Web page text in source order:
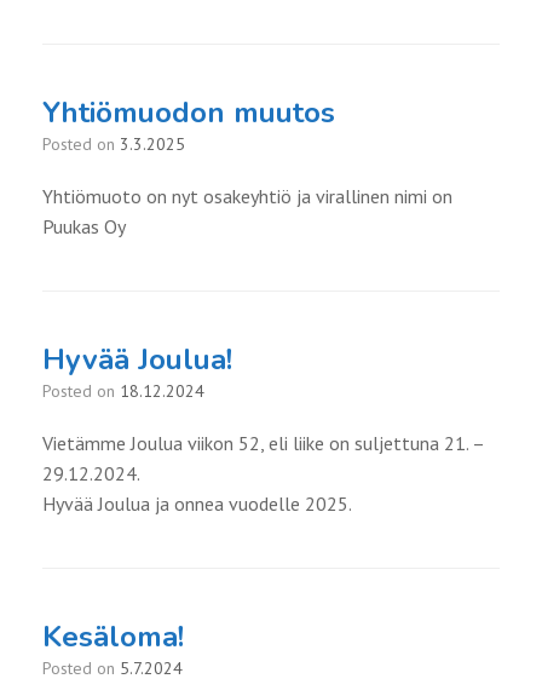
Yhtiömuodon muutos
Posted on 3.3.2025
Yhtiömuoto on nyt osakeyhtiö ja virallinen nimi on
Puukas Oy
Hyvää Joulua!
Posted on 18.12.2024
Vietämme Joulua viikon 52, eli liike on suljettuna 21. –
29.12.2024.
Hyvää Joulua ja onnea vuodelle 2025.
Kesäloma!
Posted on 5.7.2024